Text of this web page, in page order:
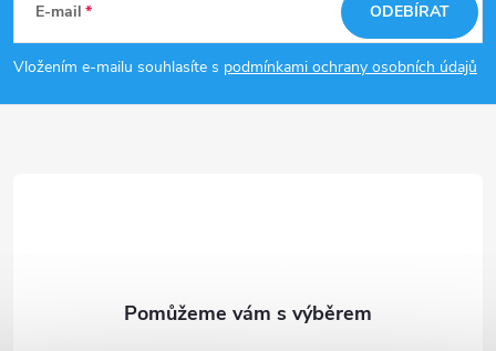
p
a
E-mail
Vložením e-mailu souhlasíte s podmínkami ochrany osobních údajů
ODEBÍRAT